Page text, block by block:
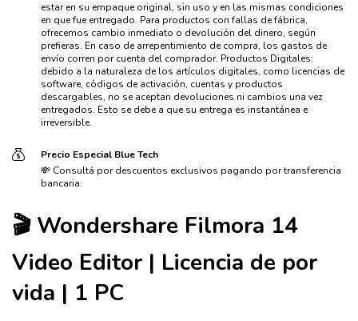
estar en su empaque original, sin uso y en las mismas condiciones
en que fue entregado. Para productos con fallas de fábrica,
ofrecemos cambio inmediato o devolución del dinero, según
prefieras. En caso de arrepentimiento de compra, los gastos de
envío corren por cuenta del comprador. Productos Digitales:
debido a la naturaleza de los artículos digitales, como licencias de
software, códigos de activación, cuentas y productos
descargables, no se aceptan devoluciones ni cambios una vez
entregados. Esto se debe a que su entrega es instantánea e
irreversible.
Precio Especial Blue Tech
💸 Consultá por descuentos exclusivos pagando por transferencia
bancaria.
🎬 Wondershare Filmora 14
Video Editor | Licencia de por
vida | 1 PC